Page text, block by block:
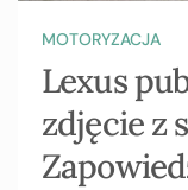
MOTORYZACJA
Lexus
zdjęcie z